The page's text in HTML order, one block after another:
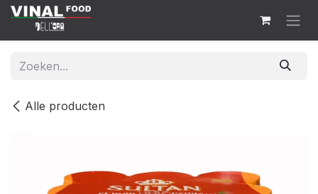
Overslaan naar inhoud
Alle producten